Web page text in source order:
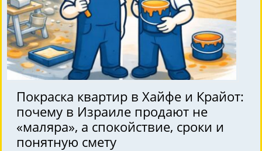
Покраска квартир в Хайфе и Крайот:
почему в Израиле продают не
«маляра», а спокойствие, сроки и
понятную смету